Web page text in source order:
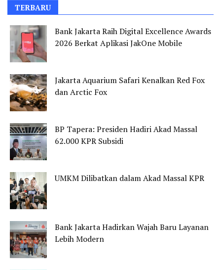
TERBARU
Bank Jakarta Raih Digital Excellence Awards
2026 Berkat Aplikasi JakOne Mobile
Jakarta Aquarium Safari Kenalkan Red Fox
dan Arctic Fox
BP Tapera: Presiden Hadiri Akad Massal
62.000 KPR Subsidi
UMKM Dilibatkan dalam Akad Massal KPR
Bank Jakarta Hadirkan Wajah Baru Layanan
Lebih Modern